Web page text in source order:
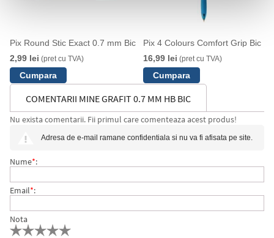
Pix Round Stic Exact 0.7 mm Bic
2,99 lei (pret cu TVA)
Pix 4 Colours Comfort Grip Bic
16,99 lei (pret cu TVA)
COMENTARII MINE GRAFIT 0.7 MM HB BIC
Nu exista comentarii. Fii primul care comenteaza acest produs!
Adresa de e-mail ramane confidentiala si nu va fi afisata pe site.
Nume*:
Email*:
Nota